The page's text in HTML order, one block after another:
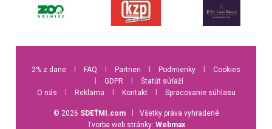
2% z dane FAQ Partneri Podmienky
Cookies
GDPR
Štatút súťaží
O nás
Reklama Kontakt Spracovanie súhlasu
© 2026 SDEŤMI.com
Všetky práva vyhradené
Tvorba web stránky: Webmax